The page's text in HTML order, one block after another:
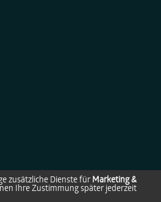
zusätzliche Dienste für Marketing &
Ihre Zustimmung später jederzeit